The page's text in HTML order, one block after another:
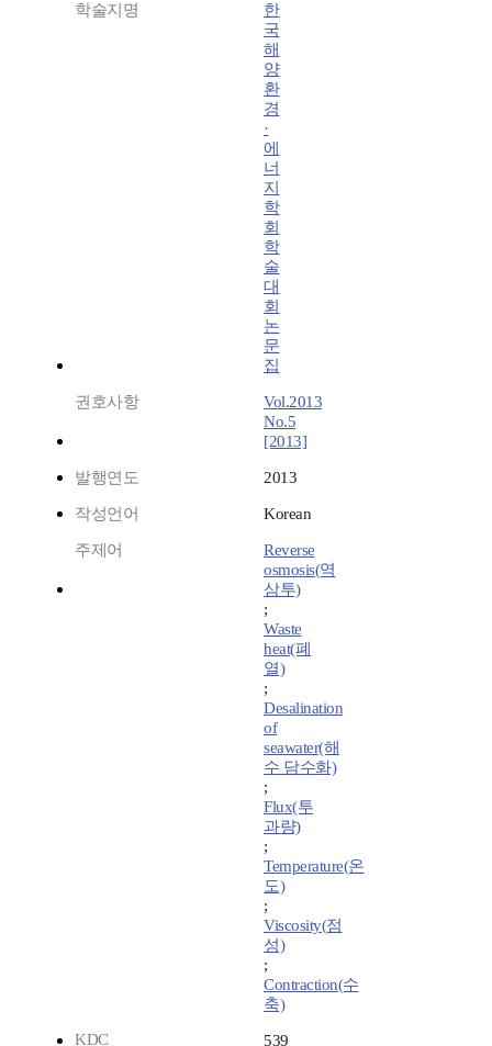
학술지명
한
국
해
양
환
경
·
에
너
지
학
회
학
술
대
회
논
문
집
권호사항
Vol.2013
No.5
[2013]
발행연도 2013
작성언어 Korean
주제어
Reverse
osmosis(역
삼투)
;
Waste
heat(폐
열)
;
Desalination
of
seawater(해
수 담수화)
;
Flux(투
과량)
;
Temperature(온
도)
;
Viscosity(점
성)
;
Contraction(수
축)
KDC
539